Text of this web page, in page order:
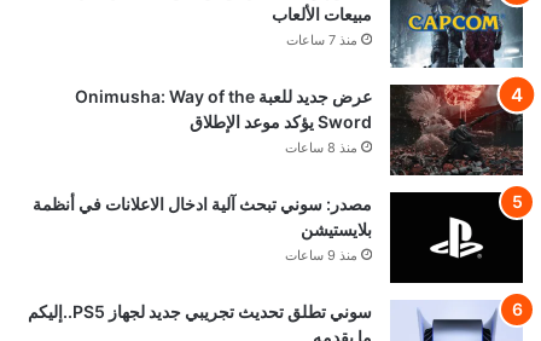
مبيعات الألعاب
منذ 7 ساعات
عرض جديد للعبة Onimusha: Way of the
Sword يؤكد موعد الإطلاق
منذ 8 ساعات
مصدر: سوني تبحث آلية ادخال الاعلانات في أنظمة
بلايستيشن
منذ 9 ساعات
سوني تطلق تحديث تجريبي جديد لجهاز PS5..إليكم
ما يقدمه